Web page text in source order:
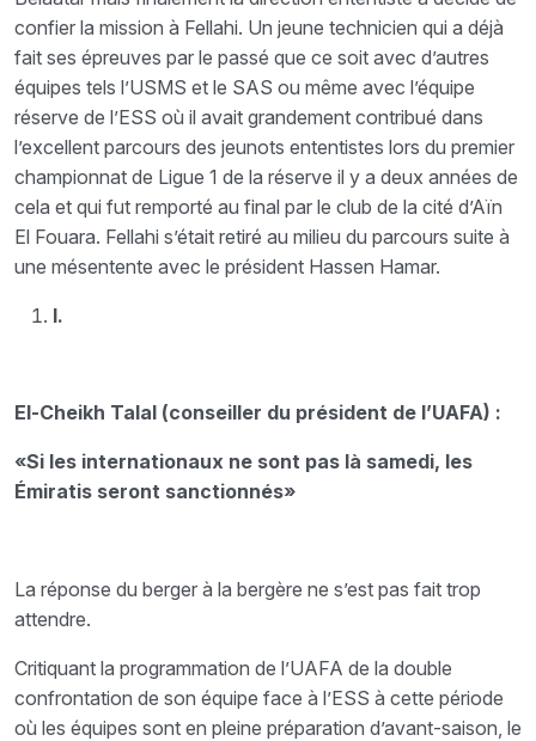
confier la mission à Fellahi. Un jeune technicien qui a déjà
fait ses épreuves par le passé que ce soit avec d’autres
équipes tels l’USMS et le SAS ou même avec l’équipe
réserve de l’ESS où il avait grandement contribué dans
l’excellent parcours des jeunots ententistes lors du premier
championnat de Ligue 1 de la réserve il y a deux années de
cela et qui fut remporté au final par le club de la cité d’Aïn
El Fouara. Fellahi s’était retiré au milieu du parcours suite à
une mésentente avec le président Hassen Hamar.
I.
El-Cheikh Talal (conseiller du président de l’UAFA) :
«Si les internationaux ne sont pas là samedi, les
Émiratis seront sanctionnés»
La réponse du berger à la bergère ne s’est pas fait trop
attendre.
Critiquant la programmation de l’UAFA de la double
confrontation de son équipe face à l’ESS à cette période
où les équipes sont en pleine préparation d’avant-saison, le